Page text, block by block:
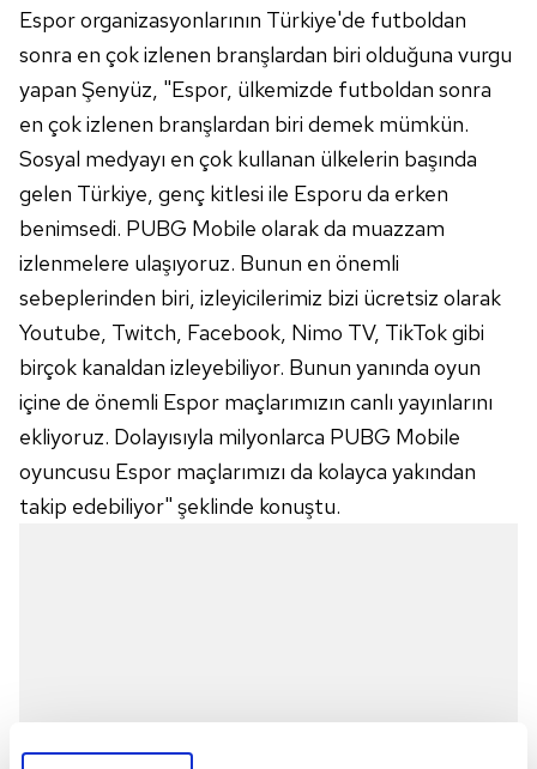
Espor organizasyonlarının Türkiye'de futboldan
sonra en çok izlenen branşlardan biri olduğuna vurgu
yapan Şenyüz, "Espor, ülkemizde futboldan sonra
en çok izlenen branşlardan biri demek mümkün.
Sosyal medyayı en çok kullanan ülkelerin başında
gelen Türkiye, genç kitlesi ile Esporu da erken
benimsedi. PUBG Mobile olarak da muazzam
izlenmelere ulaşıyoruz. Bunun en önemli
sebeplerinden biri, izleyicilerimiz bizi ücretsiz olarak
Youtube, Twitch, Facebook, Nimo TV, TikTok gibi
birçok kanaldan izleyebiliyor. Bunun yanında oyun
içine de önemli Espor maçlarımızın canlı yayınlarını
ekliyoruz. Dolayısıyla milyonlarca PUBG Mobile
oyuncusu Espor maçlarımızı da kolayca yakından
takip edebiliyor" şeklinde konuştu.